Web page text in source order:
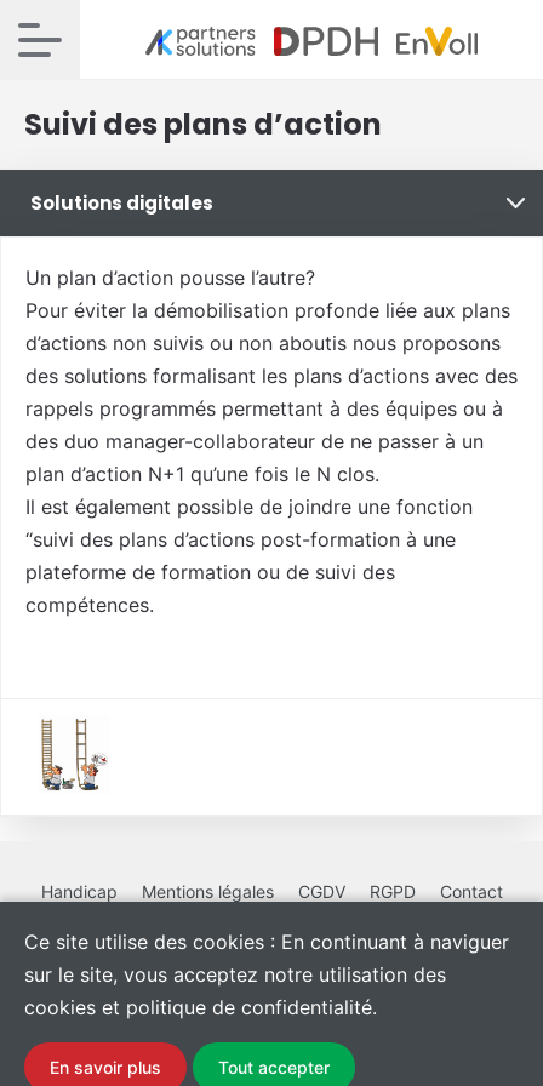
Suivi des plans d’action
Solutions digitales
Un plan d’action pousse l’autre?
Pour éviter la démobilisation profonde liée aux plans
d’actions non suivis ou non aboutis nous proposons
des solutions formalisant les plans d’actions avec des
rappels programmés permettant à des équipes ou à
des duo manager-collaborateur de ne passer à un
plan d’action N+1 qu’une fois le N clos.
Il est également possible de joindre une fonction
“suivi des plans d’actions post-formation à une
plateforme de formation ou de suivi des
compétences.
Handicap Mentions légales CGDV RGPD Contact
La certification qualité a
été obtenue au titre des
actions de formations
Ce site utilise des cookies : En continuant à naviguer
sur le site, vous acceptez notre utilisation des
cookies et politique de confidentialité.
En savoir plus Tout accepter